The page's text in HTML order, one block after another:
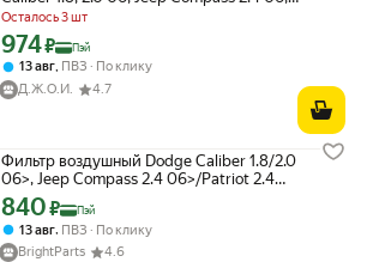
Patriot 2.4 08
Осталось 3 шт
Цена с картой Яндекс Пэй 974 ₽ вместо
974₽ Пэй
13 авг ПВЗ
По клику
Д.Ж.О.Й.
4.7
Фильтр воздушный Dodge Caliber 1.8/2.0
06>, Jeep Compass 2.4 06>/Patriot 2.4
08>
Цена с картой Яндекс Пэй 840 ₽ вместо
840₽ Пэй
13 авг, ПВЗ
По клику
BrightParts
4.6